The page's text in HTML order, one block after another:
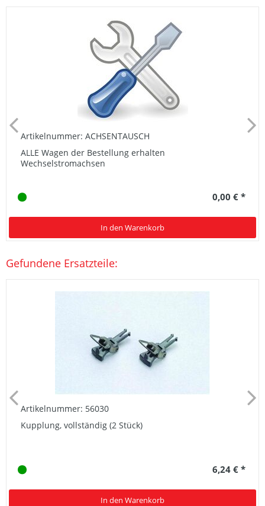
Artikelnummer: ACHSENTAUSCH
ALLE Wagen der Bestellung erhalten
Wechselstromachsen
0,00 € *
In den Warenkorb
Gefundene Ersatzteile:
Artikelnummer: 56030
Kupplung, vollständig (2 Stück)
6,24 € *
In den Warenkorb